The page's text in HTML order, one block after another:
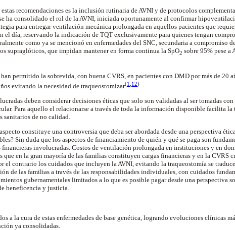
recomendaciones es la inclusión rutinaria de AVNI y de protocolos
ha consolidado el rol de la AVNI, iniciada oportunamente al confirmar
para entregar ventilación mecánica prolongada en aquellos pacientes que
el día, reservando la indicación de TQT exclusivamente para quienes tengan
como ya se mencionó en enfermedades del SNC, secundaria a compromiso
supraglóticos, que impidan mantener en forma continua la SpO2 sobre 95% pese a
han permitido la sobrevida, con buena CVRS, en pacientes con DMD por más de 20
evitando la necesidad de traqueostomizar(1 12)
deben considerar decisiones éticas que solo son validadas al ser tomadas
Para aquello el relacionarse a través de toda la información disponible facilita
sanitarios de no calidad.
constituye una controversia que deba ser abordada desde una perspectiva
Sin duda que los aspectos de financiamiento de quién y qué se paga son
financieras involucradas. Costos de ventilación prolongada en instituciones y en
que en la gran mayoría de las familias constituyen cargas financieras y en la CVRS
el contrario los cuidados que incluyen la AVNI, evitando la traqueostomía se
de las familias a través de las responsabilidades individuales, con cuidados
gubernamentales limitados a lo que es posible pagar desde una perspectiva
beneficencia y justicia.
a la cura de estas enfermedades de base genética, logrando evoluciones clínicas
ya consolidadas.